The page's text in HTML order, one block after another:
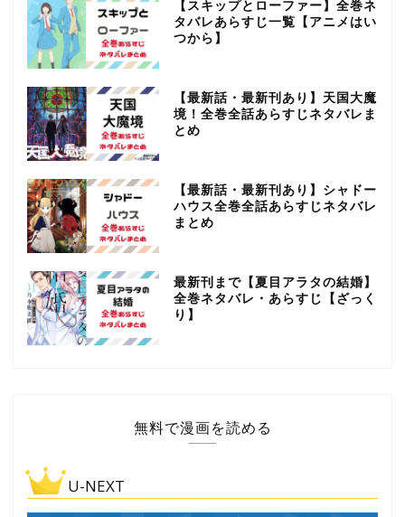
【スキップとローファー】全巻ネ
タバレあらすじ一覧【アニメはい
つから】
【最新話・最新刊あり】天国大魔
境！全巻全話あらすじネタバレま
とめ
【最新話・最新刊あり】シャドー
ハウス全巻全話あらすじネタバレ
まとめ
最新刊まで【夏目アラタの結婚】
全巻ネタバレ・あらすじ【ざっく
り】
無料で漫画を読める
U-NEXT